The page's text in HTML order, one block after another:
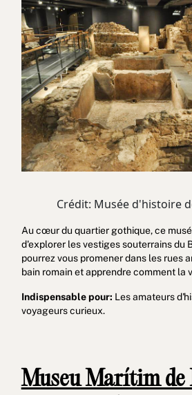
Crédit: Musée d'histoire
Au cœur du quartier gothique, ce
d'explorer les vestiges souterrains du
pourrez vous promener dans les rues
bain romain et apprendre comment la
Indispensable pour: Les amateurs
voyageurs curieux.
Museu Marítim de